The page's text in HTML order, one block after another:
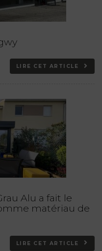
LIRE CET ARTICLE
Alu a fait le
matériau de
LIRE CET ARTICLE